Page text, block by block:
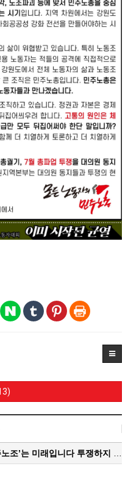
다 투쟁하지 않으면 쟁취하지 못합니다